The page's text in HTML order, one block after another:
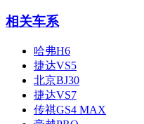
相关车系
哈弗H6
捷达VS5
北京BJ30
捷达VS7
传祺GS4 MAX